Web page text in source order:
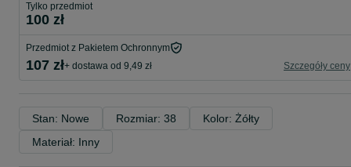
Tylko przedmiot
100 zł
Przedmiot z Pakietem Ochronnym
107 zł+ dostawa od 9,49 zł Szczegóły ceny
Stan: Nowe Rozmiar: 38
Kolor: Żółty
Materiał: Inny